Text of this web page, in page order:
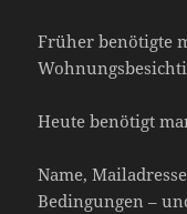
Früher benötigte
Heute benötigt
Name,
Bedingungen –